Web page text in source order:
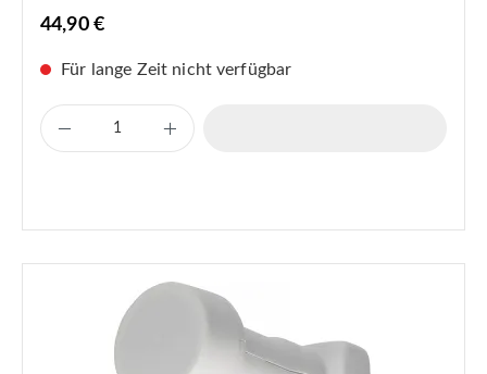
44,90 €
Für lange Zeit nicht verfügbar